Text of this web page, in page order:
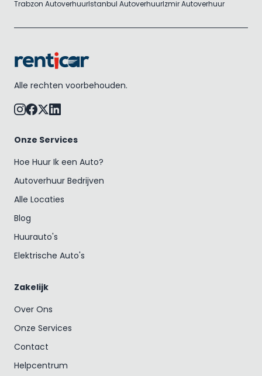
Trabzon AutoverhuurIstanbul AutoverhuurIzmir Autoverhuur
Alle rechten voorbehouden.
Onze Services
Hoe Huur Ik een Auto?
Autoverhuur Bedrijven
Alle Locaties
Blog
Huurauto's
Elektrische Auto's
Zakelijk
Over Ons
Onze Services
Contact
Helpcentrum